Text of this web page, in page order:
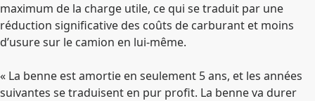
maximum de la charge utile, ce qui se traduit par une
réduction significative des coûts de carburant et moins
d’usure sur le camion en lui-même.
« La benne est amortie en seulement 5 ans, et les années
suivantes se traduisent en pur profit. La benne va durer